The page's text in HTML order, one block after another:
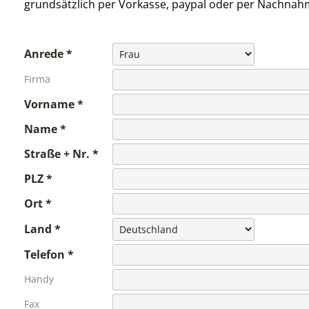
grundsätzlich per Vorkasse, paypal oder per
Anrede
Firma
Vorname
Name
Straße + Nr.
PLZ
Ort
Land
Telefon
Handy
Fax